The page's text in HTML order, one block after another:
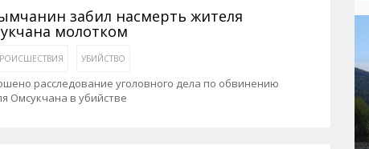
карта
о Колыме
экрана. Заставки
вебкамеры в Магадане
забил насмерть жителя
молотком
УБИЙСТВО
расследование уголовного дела по обвинению
Омсукчана в убийстве